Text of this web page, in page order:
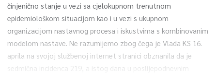
činjenično stanje u vezi sa cjelokupnom trenutnom
epidemiološkom situacijom kao i u vezi s ukupnom
organizacijom nastavnog procesa i iskustvima s kombinovanim
modelom nastave. Ne razumijemo zbog čega je Vlada KS 16.
aprila na svojoj službenoj internet stranici obznanila da je
sedmična incidenca 219, a istog dana u poslijepodnevnim